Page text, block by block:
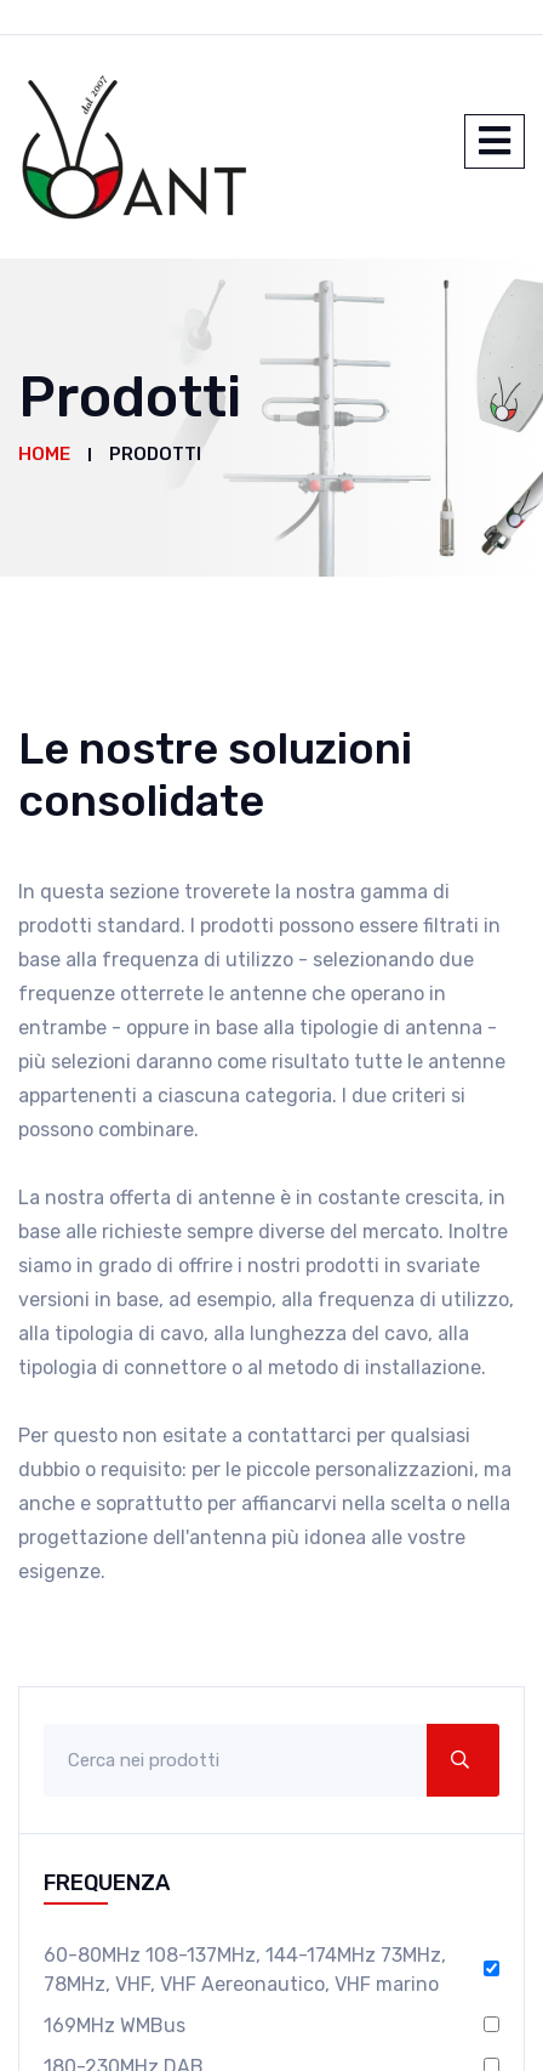
Prodotti
HOME PRODOTTI
Le nostre soluzioni
consolidate
In questa sezione troverete la nostra gamma di
prodotti standard. I prodotti possono essere filtrati in
base alla frequenza di utilizzo - selezionando due
frequenze otterrete le antenne che operano in
entrambe - oppure in base alla tipologie di antenna -
più selezioni daranno come risultato tutte le antenne
appartenenti a ciascuna categoria. I due criteri si
possono combinare.
La nostra offerta di antenne è in costante crescita, in
base alle richieste sempre diverse del mercato. Inoltre
siamo in grado di offrire i nostri prodotti in svariate
versioni in base, ad esempio, alla frequenza di utilizzo,
alla tipologia di cavo, alla lunghezza del cavo, alla
tipologia di connettore o al metodo di installazione.
Per questo non esitate a contattarci per qualsiasi
dubbio o requisito: per le piccole personalizzazioni, ma
anche e soprattutto per affiancarvi nella scelta o nella
progettazione dell'antenna più idonea alle vostre
esigenze.
FREQUENZA
60-80MHz 108-137MHz, 144-174MHz 73MHz,
78MHz, VHF, VHF Aereonautico, VHF marino
169MHz WMBus